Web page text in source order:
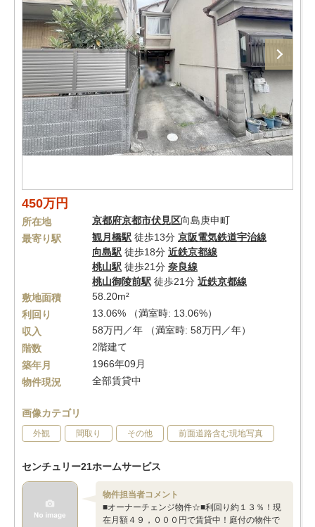
450万円
所在地 京都府京都市伏見区向島庚申町
最寄り駅
観月橋駅 徒歩13分 京阪電気鉄道宇治線
向島駅 徒歩18分 近鉄京都線
桃山駅 徒歩21分 奈良線
桃山御陵前駅 徒歩21分 近鉄京都線
敷地面積
58.20m²
利回り
13.06% （満室時: 13.06%）
収入
58万円／年 （満室時: 58万円／年）
階数
2階建て
築年月
1966年09月
物件現況
全部賃貸中
画像カテゴリ
外観 間取り その他 前面道路含む現地写真
センチュリー21ホームサービス
物件担当者コメント
■オーナーチェンジ物件☆■利回り約１３％！現
在月額４９，０００円で賃貸中！庭付の物件で